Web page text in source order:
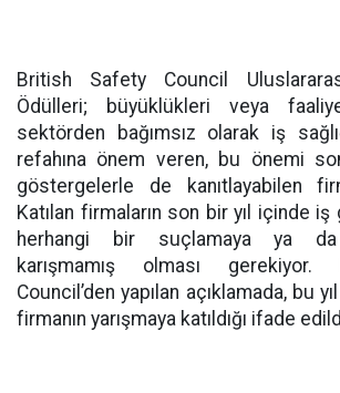
British Safety Council
Ödülleri; büyüklükleri veya
sektörden bağımsız olarak iş
refahına önem veren, bu önemi
göstergelerle de kanıtlayabilen
Katılan firmaların son bir yıl içinde
herhangi bir suçlamaya ya da
karışmamış olması
Council’den yapılan açıklamada, bu
firmanın yarışmaya katıldığı ifade